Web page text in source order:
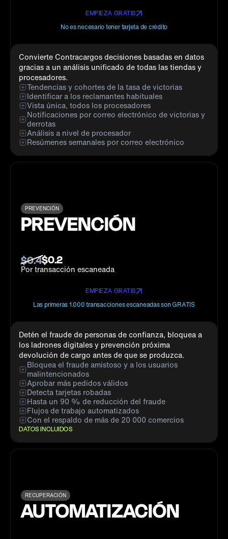
EMPIEZA GRATIS
No es necesario tener tarjeta de crédito
Convierte Contracargos decisiones basadas en datos
gracias a un análisis unificado de todas las tiendas y
procesadores.
Tendencias y cohortes de la tasa de victorias
Identificar a los reclamantes habituales
Vista única, todos los procesadores
Notificaciones por correo electrónico de victorias y
derrotas
Análisis a nivel de procesador
Resúmenes semanales por correo electrónico
PREVENCIÓN
PREVENCIÓN
$0.4$0.2
Por transacción escaneada
EMPIEZA GRATIS
Las primeras 1.000 transacciones escaneadas son GRATIS
Detén el fraude de personas de confianza, bloquea a
los ladrones digitales y prevención próxima
devolución de cargo antes de que se produzca.
Bloquea el fraude amistoso y a los usuarios
malintencionados
Aprobar más pedidos válidos
Detecta tarjetas robadas
Hasta un 90 % de reducción del fraude
Flujos de trabajo automatizados
Con el respaldo de más de 20 000 comercios
DATOS INCLUIDOS
RECUPERACIÓN
AUTOMATIZACIÓN